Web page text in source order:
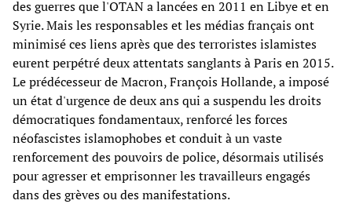
des guerres que l'OTAN a lancées en 2011 en Libye et en
Syrie. Mais les responsables et les médias français ont
minimisé ces liens après que des terroristes islamistes
eurent perpétré deux attentats sanglants à Paris en 2015.
Le prédécesseur de Macron, François Hollande, a imposé
un état d'urgence de deux ans qui a suspendu les droits
démocratiques fondamentaux, renforcé les forces
néofascistes islamophobes et conduit à un vaste
renforcement des pouvoirs de police, désormais utilisés
pour agresser et emprisonner les travailleurs engagés
dans des grèves ou des manifestations.